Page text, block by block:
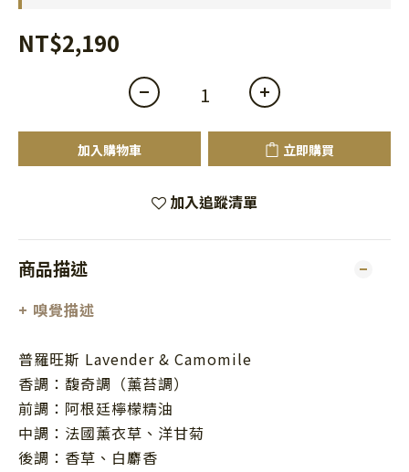
NT$2,190
加入購物車 立即購買
加入追蹤清單
商品描述
+ 嗅覺描述
普羅旺斯 Lavender & Camomile
香調：馥奇調（薰苔調）
前調：阿根廷檸檬精油
中調：法國薰衣草、洋甘菊
後調：香草、白麝香